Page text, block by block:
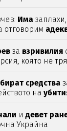
Има
отговорим
за взривилия
която не
средства
на
идевет
Украйна